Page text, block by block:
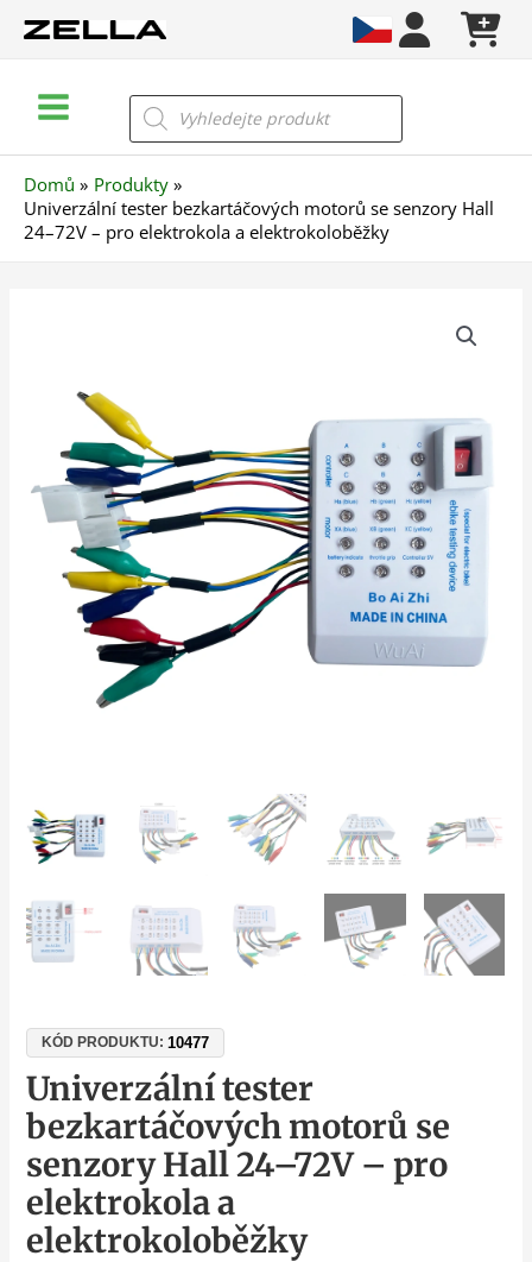
Menu
Products
search
Domů
Produkty
Univerzální tester bezkartáčových motorů se senzory Hall
24–72V – pro elektrokola a elektrokoloběžky
KÓD PRODUKTU:10477
Univerzální tester
bezkartáčových motorů se
senzory Hall 24–72V – pro
elektrokola a
elektrokoloběžky
motorů
senzory
24–
72V
elektrokola
elektrokoloběžky
množství